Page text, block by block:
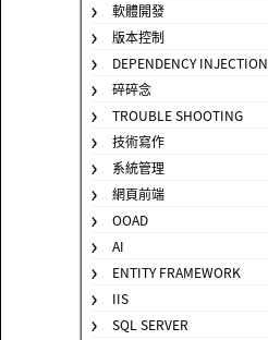
軟體開發
版本控制
DEPENDENCY INJECTION
碎碎念
TROUBLE SHOOTING
技術寫作
系統管理
網頁前端
OOAD
AI
ENTITY FRAMEWORK
IIS
SQL SERVER